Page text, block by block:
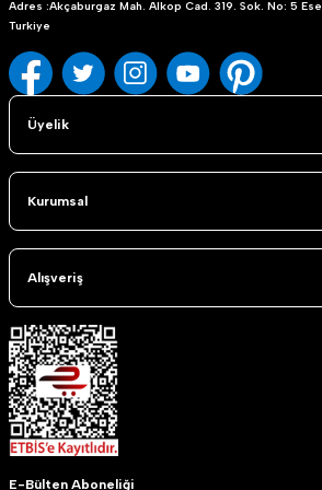
Adres :Akçaburgaz Mah. Alkop Cad. 319. Sok. No: 5
Turkiye
Üyelik
Kurumsal
Alışveriş
E-Bülten Aboneliği